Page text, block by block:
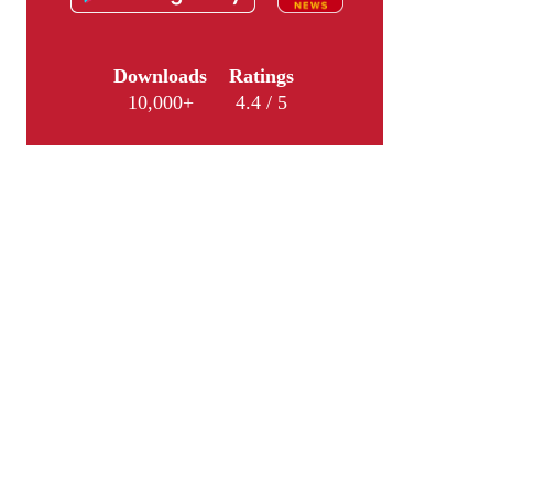
Downloads
10,000+
Ratings
4.4 / 5